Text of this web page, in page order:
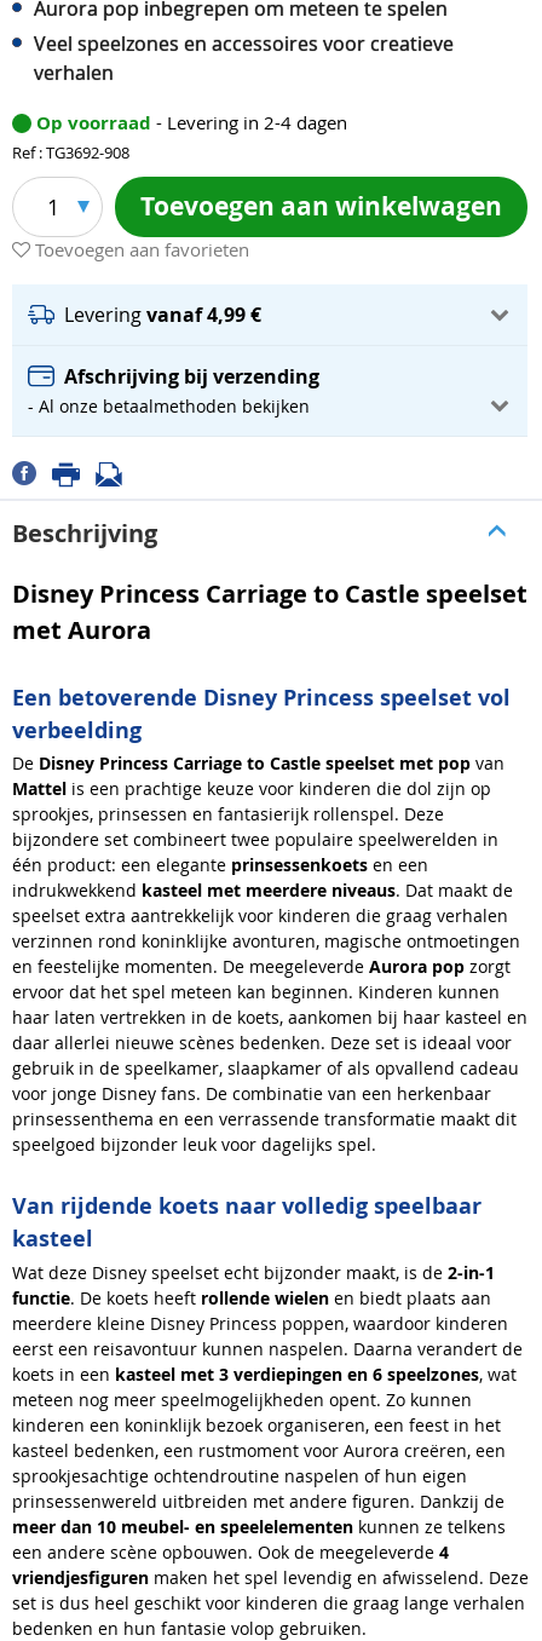
Aurora pop inbegrepen om meteen te spelen
Veel speelzones en accessoires voor creatieve
verhalen
Op voorraad - Levering in 2-4 dagen
Ref : TG3692-908
1 Toevoegen aan winkelwagen
Toevoegen aan favorieten
Leveringvanaf 4,99 €
Afschrijving bij verzending
- Al onze betaalmethoden bekijken
Beschrijving
Disney Princess Carriage to Castle speelset
met Aurora
Een betoverende Disney Princess speelset vol
verbeelding
De Disney Princess Carriage to Castle speelset met pop van
Mattel is een prachtige keuze voor kinderen die dol zijn op
sprookjes, prinsessen en fantasierijk rollenspel. Deze
bijzondere set combineert twee populaire speelwerelden in
één product: een elegante prinsessenkoets en een
indrukwekkend kasteel met meerdere niveaus. Dat maakt de
speelset extra aantrekkelijk voor kinderen die graag verhalen
verzinnen rond koninklijke avonturen, magische ontmoetingen
en feestelijke momenten. De meegeleverde Aurora pop zorgt
ervoor dat het spel meteen kan beginnen. Kinderen kunnen
haar laten vertrekken in de koets, aankomen bij haar kasteel en
daar allerlei nieuwe scènes bedenken. Deze set is ideaal voor
gebruik in de speelkamer, slaapkamer of als opvallend cadeau
voor jonge Disney fans. De combinatie van een herkenbaar
prinsessenthema en een verrassende transformatie maakt dit
speelgoed bijzonder leuk voor dagelijks spel.
Van rijdende koets naar volledig speelbaar
kasteel
Wat deze Disney speelset echt bijzonder maakt, is de 2-in-1
functie. De koets heeft rollende wielen en biedt plaats aan
meerdere kleine Disney Princess poppen, waardoor kinderen
eerst een reisavontuur kunnen naspelen. Daarna verandert de
koets in een kasteel met 3 verdiepingen en 6 speelzones, wat
meteen nog meer speelmogelijkheden opent. Zo kunnen
kinderen een koninklijk bezoek organiseren, een feest in het
kasteel bedenken, een rustmoment voor Aurora creëren, een
sprookjesachtige ochtendroutine naspelen of hun eigen
prinsessenwereld uitbreiden met andere figuren. Dankzij de
meer dan 10 meubel- en speelelementen kunnen ze telkens
een andere scène opbouwen. Ook de meegeleverde 4
vriendjesfiguren maken het spel levendig en afwisselend. Deze
set is dus heel geschikt voor kinderen die graag lange verhalen
bedenken en hun fantasie volop gebruiken.